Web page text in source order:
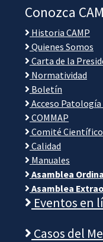
Conozca
Historia CAMP
Quienes Somos
Carta de la
Normatividad
Boletín
Acceso
COMMAP
Comité Científico
Calidad
Manuales
Asamblea
Asamblea
Eventos en
Casos del